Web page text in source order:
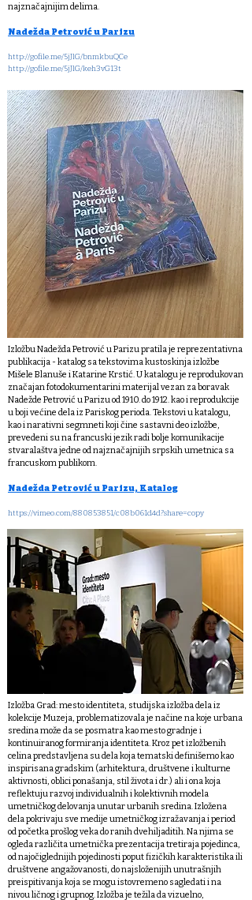
najznačajnijim delima.
Nadežda Petrović u Parizu
http://gofile.me/5jJlG/bnmkbuQCe
http://gofile.me/5jJlG/keh3vG13t
Izložbu Nadežda Petrović u Parizu pratila je reprezentativna
publikacija - katalog sa tekstovima kustoskinja izložbe
Mišele Blanuše i Katarine Krstić. U katalogu je reprodukovan
značajan fotodokumentarini materijal vezan za boravak
Nadežde Petrović u Parizu od 1910. do 1912. kao i reprodukcije
u boji većine dela iz Pariskog perioda. Tekstovi u katalogu,
kao i narativni segmneti koji čine sastavni deo izložbe,
prevedeni su na francuski jezik radi bolje komunikacije
stvaralaštva jedne od najznačajnijih srpskih umetnica sa
francuskom publikom.
Nadežda Petrović u Parizu, Katalog
https://vimeo.com/880853851/c08b061d4d?share=copy
Izložba Grad: mesto identiteta, studijska izložba dela iz
kolekcije Muzeja, problematizovala je načine na koje urbana
sredina može da se posmatra kao mesto gradnje i
kontinuiranog formiranja identiteta. Kroz pet izložbenih
celina predstavljena su dela koja tematski definišemo kao
inspirisana gradskim (arhitektura, društvene i kulturne
aktivnosti, oblici ponašanja, stil života i dr.) ali i ona koja
reflektuju razvoj individualnih i kolektivnih modela
umetničkog delovanja unutar urbanih sredina. Izložena
dela pokrivaju sve medije umetničkog izražavanja i period
od početka prošlog veka do ranih dvehiljaditih. Na njima se
ogleda različita umetnička prezentacija tretiraja pojedinca,
od najočiglednijih pojedinosti poput fizičkih karakteristika ili
društvene angažovanosti, do najsloženijih unutrašnjih
preispitivanja koja se mogu istovremeno sagledati i na
nivou ličnog i grupnog. Izložba je težila da vizuelno,